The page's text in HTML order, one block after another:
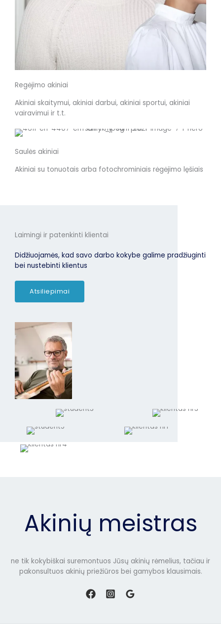
Regėjimo akiniai
Akiniai skaitymui, akiniai darbui, akiniai sportui, akiniai
vairavimui ir t.t.
Saulės akiniai
Akiniai su tonuotais arba fotochrominiais rėgėjimo lęšiais
Laimingi ir patenkinti klientai
Didžiuojamės, kad savo darbo kokybe galime pradžiuginti
bei nustebinti klientus
Atsiliepimai
Akinių meistras
ne tik kokybiškai suremontuos Jūsų akinių rėmelius, tačiau ir
pakonsultuos akinių priežiūros bei gamybos klausimais.